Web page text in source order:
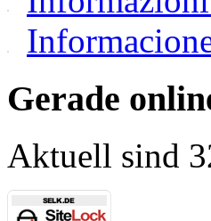
Gerade
Aktuell sind